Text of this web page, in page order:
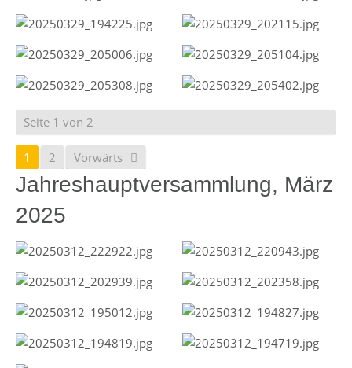
Seite 1 von 2
1 2 Vorwärts
Jahreshauptversammlung, März
2025